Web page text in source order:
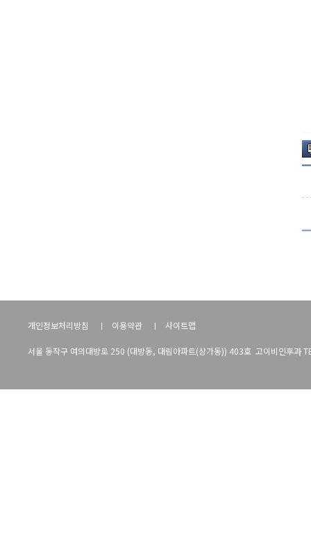
개인정보처리방침 이용약관 사이트맵
서울 동작구 여의대방로 250 (대방동, 대림아파트(상가동)) 403호 고이비인후